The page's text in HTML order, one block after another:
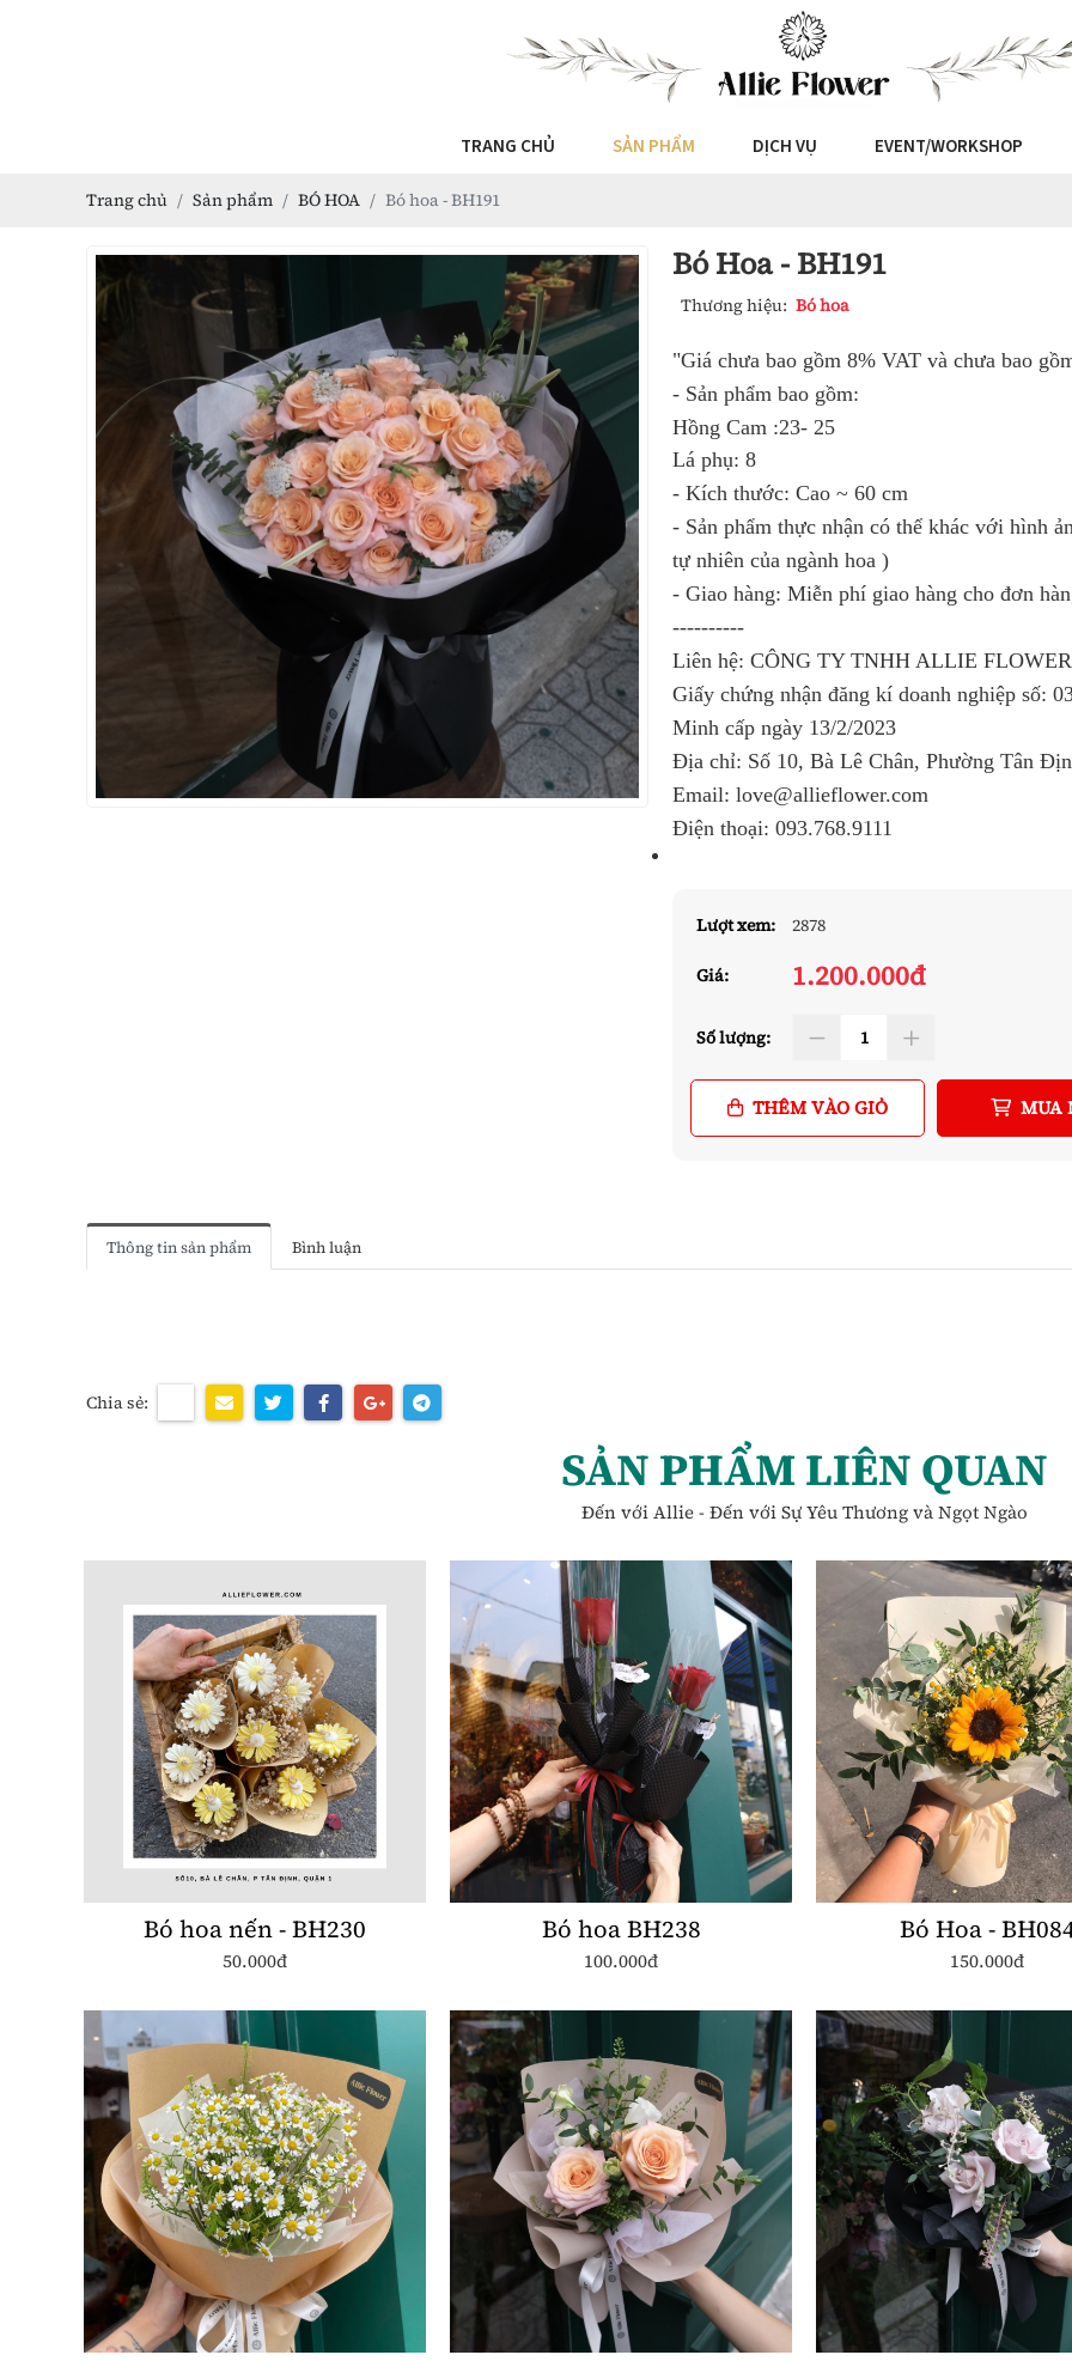
TRANG CHỦ SẢN PHẨM DỊCH VỤ EVENT/WORKSHOP
Trang chủ Sản phẩm BÓ HOA Bó hoa - BH191
Bó Hoa - BH191
Thương hiệu: Bó hoa
"Giá chưa bao gồm 8% VAT và chưa bao
- Sản phẩm bao gồm:
Hồng Cam :23- 25
Lá phụ: 8
- Kích thước: Cao ~ 60 cm
- Sản phẩm thực nhận có thể khác với hình
tự nhiên của ngành hoa )
- Giao hàng: Miễn phí giao hàng cho đơn
----------
Liên hệ: CÔNG TY TNHH ALLIE
Giấy chứng nhận đăng kí doanh nghiệp số:
Minh cấp ngày 13/2/2023
Địa chỉ: Số 10, Bà Lê Chân, Phường Tân
Email: love@allieflower.com
Điện thoại: 093.768.9111
Lượt xem: 2878
Giá: 1.200.000đ
Số lượng:
THÊM VÀO GIỎ MUA
Thông tin sản phẩm Bình luận
Chia sẻ:
SẢN PHẨM LIÊN QUAN
Đến với Allie - Đến với Sự Yêu Thương và Ngọt Ngào
Bó hoa nến - BH230
50.000đ
Bó hoa BH238
100.000đ
Bó Hoa -
150.000đ